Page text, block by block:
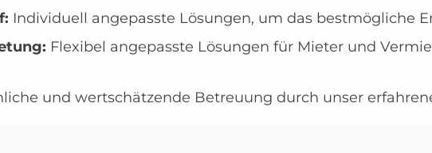
Individuell angepasste Lösungen, um das bestmögliche
Flexibel angepasste Lösungen für Mieter und
und wertschätzende Betreuung durch unser